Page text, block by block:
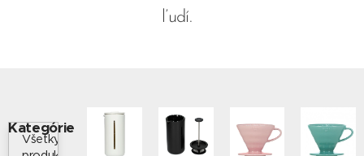
ľudí.
Kategórie
Všetky